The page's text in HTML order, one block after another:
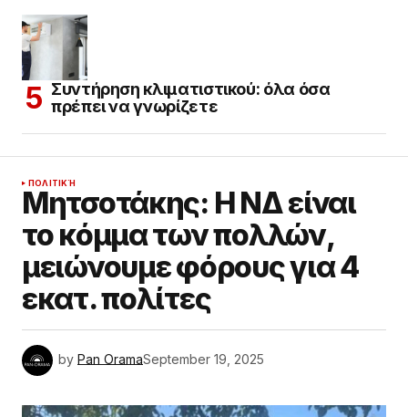
Συντήρηση κλιματιστικού: όλα όσα
πρέπει να γνωρίζετε
ΠΟΛΙΤΙΚΉ
Μητσοτάκης: Η ΝΔ είναι
το κόμμα των πολλών,
μειώνουμε φόρους για 4
εκατ. πολίτες
by Pan OramaSeptember 19, 2025